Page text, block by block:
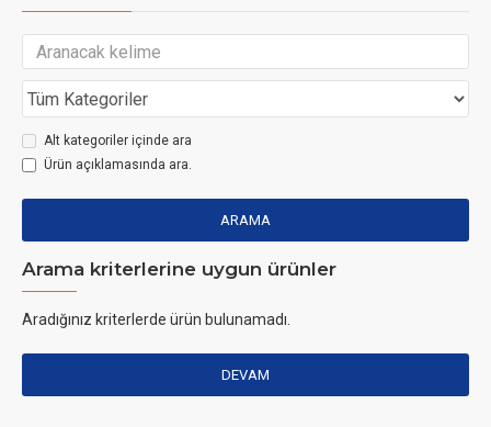
Alt kategoriler içinde ara
Ürün açıklamasında ara.
ARAMA
Arama kriterlerine uygun ürünler
Aradığınız kriterlerde ürün bulunamadı.
DEVAM